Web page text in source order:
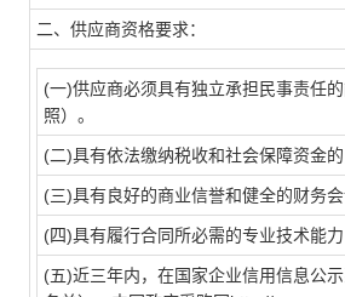
二、供应商资格要求：
(一)供应商必须具有独立承担民事责任
照）。
(二)具有依法缴纳税收和社会保障资金的
(三)具有良好的商业信誉和健全的财务
(四)具有履行合同所必需的专业技术能
(五)近三年内，在国家企业信用信息公